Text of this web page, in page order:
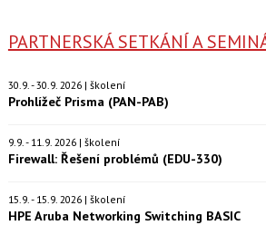
PARTNERSKÁ SETKÁNÍ A
30.9. - 30.9. 2026 | školení
Prohlížeč Prisma (PAN-PAB)
9.9. - 11.9. 2026 | školení
Firewall: Řešení problémů (EDU-330)
15.9. - 15.9. 2026 | školení
HPE Aruba Networking Switching BASIC